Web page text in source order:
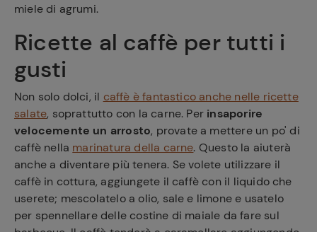
miele di agrumi.
Ricette al caffè per tutti i
gusti
Non solo dolci, il caffè è fantastico anche nelle ricette
salate, soprattutto con la carne. Per insaporire
velocemente un arrosto, provate a mettere un po' di
caffè nella marinatura della carne. Questo la aiuterà
anche a diventare più tenera. Se volete utilizzare il
caffè in cottura, aggiungete il caffè con il liquido che
userete; mescolatelo a olio, sale e limone e usatelo
per spennellare delle costine di maiale da fare sul